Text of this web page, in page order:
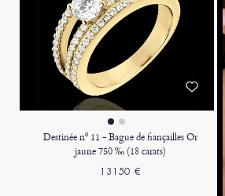
Destinée nº 11 - Bague de fiançailles Or
jaune 750 ‰ (18 carats)
13150 €